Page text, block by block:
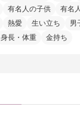
有名人の子供 有名
熱愛 生い立ち 男
身長・体重 金持ち